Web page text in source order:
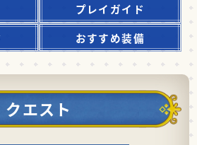
プレイガイド
おすすめ装備
クエスト